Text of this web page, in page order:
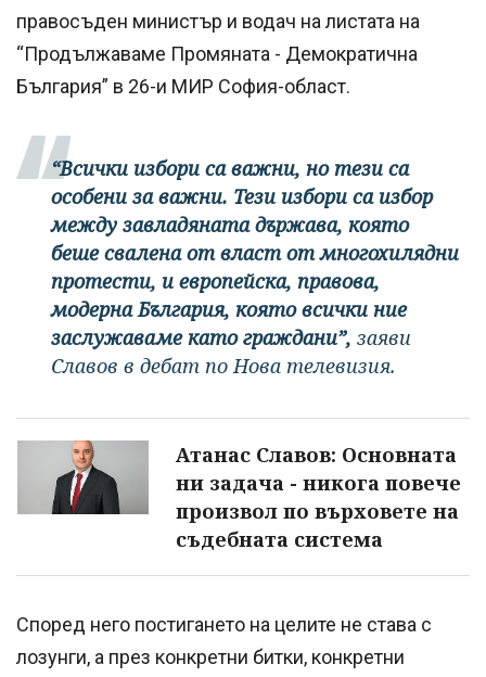
правосъден министър и водач на листата на
“Продължаваме Промяната - Демократична
България” в 26-и МИР София-област.
“Всички избори са важни, но тези са
особени за важни. Тези избори са избор
между завладяната държава, която
беше свалена от власт от многохилядни
протести, и европейска, правова,
модерна България, която всички ние
заслужаваме като граждани”, заяви
Славов в дебат по Нова телевизия.
Атанас Славов: Основната
ни задача - никога повече
произвол по върховете на
съдебната система
Според него постигането на целите не става с
лозунги, а през конкретни битки, конкретни